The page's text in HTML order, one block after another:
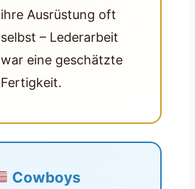
ihre Ausrüstung oft
selbst – Lederarbeit
war eine geschätzte
Fertigkeit.
Cowboys